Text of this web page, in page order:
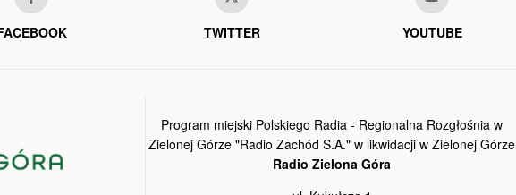
TWITTER YOUTUBE
Program miejski Polskiego Radia - Regionalna Rozgłośnia w
Zielonej Górze "Radio Zachód S.A." w likwidacji w Zielonej Górze
Radio Zielona Góra